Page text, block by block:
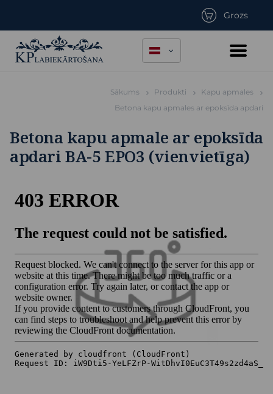
Grozs
Sākums Produkti
Kapu apmales
Betona kapu apmales ar epoksīda apdari
Betona kapu apmale ar epoksīda
apdari BA-5 EPO3 (vienvietīga)